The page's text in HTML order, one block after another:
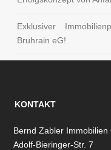
Exklusiver
Bruhrain eG!
KONTAKT
Bernd Zabler Immobilien
Adolf-Bieringer-Str. 7